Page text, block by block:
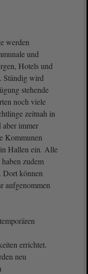
werden
und
Hotels und
Ständig wird
stehende
noch viele
zeitnah in
immer
Kommunen
Hallen ein. Alle
zudem
Dort können
aufgenommen
errichtet.
neu